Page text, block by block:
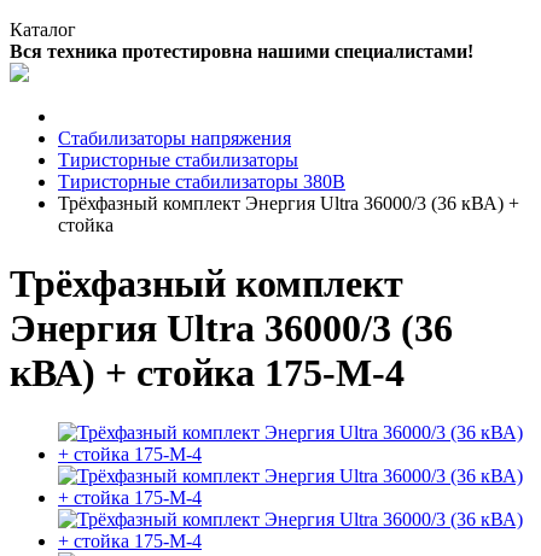
Каталог
Вся техника протестировна нашими специалистами!
Стабилизаторы напряжения
Тиристорные стабилизаторы
Тиристорные стабилизаторы 380В
Трёхфазный комплект Энергия Ultra 36000/3 (36 кВА) +
стойка
Трёхфазный комплект
Энергия Ultra 36000/3 (36
кВА) + стойка 175-М-4